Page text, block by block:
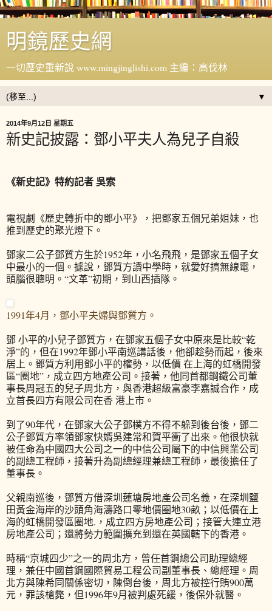
明鏡歷史網
一切歷史重新說 www.mingjinglishi.com 主編：高伐林
▼
2014年9月12日 星期五
新史記披露：鄧小平夫人為兒子自殺
《新史記》特約記者 吳索
電視劇《歷史轉折中的鄧小平》，把鄧家五個兄弟姐妹，也
推到歷史的聚光燈下。
鄧家二公子鄧質方生於1952年，小名飛飛，是鄧家五個子女
中最小的一個。據說，鄧質方讀中學時，就愛好搞無線電，
頭腦很聰明。“文革”初期，到山西插隊。
1991年4月，鄧小平夫婦與鄧質方。
鄧 小平的小兒子鄧質方，在鄧家五個子女中原來是比較“乾
淨”的，但在1992年鄧小平南巡講話後，他卻趁勢而起，後來
居上。鄧質方利用鄧小平的權勢，以低價 在上海的虹橋開發
區“圈地”，成立四方地產公司。接著，他同首都鋼鐵公司董
事長周冠五的兒子周北方，與香港超級富豪李嘉誠合作，成
立首長四方有限公司在香 港上市。
到了90年代，在鄧家大公子鄧樸方不得不躲到後台後，鄧二
公子鄧質方率領鄧家快婿吳建常和賀平衝了出來。他很快就
被任命為中國四大公司之一的中信公司屬下的中信興業公司
的副總工程師，接著升為副總經理兼總工程師，最後擔任了
董事長。
父親南巡後，鄧質方借深圳蓮塘房地產公司名義，在深圳鹽
田黃金海岸的沙頭角海濤路口零地價圈地30畝；以低價在上
海的虹橋開發區圈地.，成立四方房地產公司；接管大連立港
房地產公司；還將勢力範圍擴充到還在英國轄下的香港。
時稱“京城四少”之一的周北方，曾任首鋼總公司助理總經
理，兼任中國首鋼國際貿易工程公司副董事長、總經理。周
北方與陳希同關係密切，陳倒台後，周北方被控行賄900萬
元，罪該槍斃，但1996年9月被判處死緩，後保外就醫。